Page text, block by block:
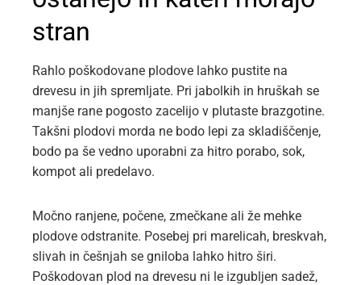
stran
Rahlo poškodovane plodove lahko pustite na
drevesu in jih spremljate. Pri jabolkih in hruškah se
manjše rane pogosto zacelijo v plutaste brazgotine.
Takšni plodovi morda ne bodo lepi za skladiščenje,
bodo pa še vedno uporabni za hitro porabo, sok,
kompot ali predelavo.
Močno ranjene, počene, zmečkane ali že mehke
plodove odstranite. Posebej pri marelicah, breskvah,
slivah in češnjah se gniloba lahko hitro širi.
Poškodovan plod na drevesu ni le izgubljen sadež,